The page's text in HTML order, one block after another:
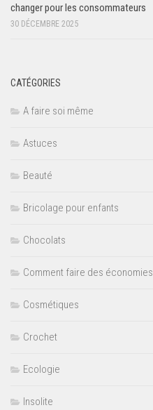
changer pour les consommateurs
30 DÉCEMBRE 2025
CATÉGORIES
A faire soi même
Astuces
Beauté
Bricolage pour enfants
Chocolats
Comment faire des économies
Cosmétiques
Crochet
Ecologie
Insolite